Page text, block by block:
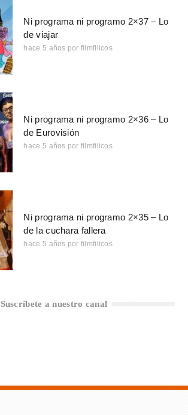
Ni programa ni programo 2×37 – Lo
de viajar
hace 5 años por filmfilicos
Ni programa ni programo 2×36 – Lo
de Eurovisión
hace 5 años por filmfilicos
Ni programa ni programo 2×35 – Lo
de la cuchara fallera
hace 5 años por filmfilicos
Suscríbete a nuestro canal